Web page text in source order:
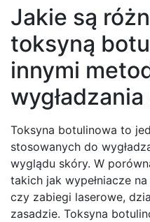
Jakie są
toksyną
innymi
Toksyna botulinowa to
stosowanych do
wyglądu skóry. W
takich jak wypełniacze
czy zabiegi laserowe,
zasadzie. Toksyna